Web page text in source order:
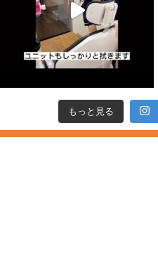
もっと見る